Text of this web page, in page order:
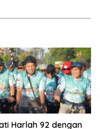
Harlah 92 dengan